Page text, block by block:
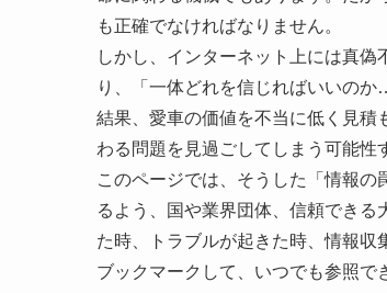
も正確でなければなりません。
しかし、インターネット上には真
り、「一体どれを信じればいいの
結果、愛車の価値を不当に低く見積
わる問題を見過ごしてしまう可能性
このページでは、そうした「情報
るよう、国や業界団体、信頼でき
た時、トラブルが起きた時、情報収
ブックマークして、いつでも参照で